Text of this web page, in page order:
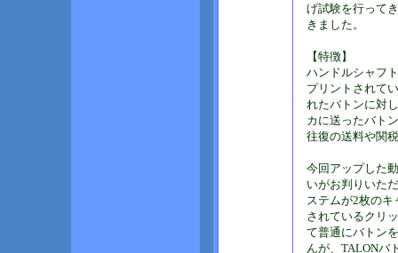
げ試験を行って
きました。
【特徴】
ハンドルシャフ
プリントされて
れたバトンに対
カに送ったバト
往復の送料や関
今回アップした
いがお判りいた
ステムが2枚の
されているクリ
て普通にバトン
んが、TALONバ